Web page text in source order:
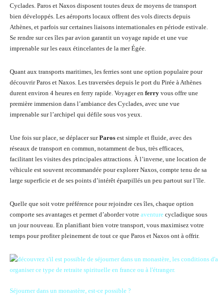
Cyclades. Paros et Naxos disposent toutes deux de moyens de transport
bien développés. Les aéroports locaux offrent des vols directs depuis
Athènes, et parfois sur certaines liaisons internationales en période estivale.
Se rendre sur ces îles par avion garantit un voyage rapide et une vue
imprenable sur les eaux étincelantes de la mer Égée.
Quant aux transports maritimes, les ferries sont une option populaire pour
découvrir Paros et Naxos. Les traversées depuis le port du Pirée à Athènes
durent environ 4 heures en ferry rapide. Voyager en ferry vous offre une
première immersion dans l’ambiance des Cyclades, avec une vue
imprenable sur l’archipel qui défile sous vos yeux.
Une fois sur place, se déplacer surParos est simple et fluide, avec des
réseaux de transport en commun, notamment de bus, très efficaces,
facilitant les visites des principales attractions. À l’inverse, une location de
véhicule est souvent recommandée pour explorer Naxos, compte tenu de sa
large superficie et de ses points d’intérêt éparpillés un peu partout sur l’île.
Quelle que soit votre préférence pour rejoindre ces îles, chaque option
comporte ses avantages et permet d’aborder votre aventure cycladique sous
un jour nouveau. En planifiant bien votre transport, vous maximisez votre
temps pour profiter pleinement de tout ce que Paros et Naxos ont à offrir.
Séjourner dans un monastère, est-ce possible ?